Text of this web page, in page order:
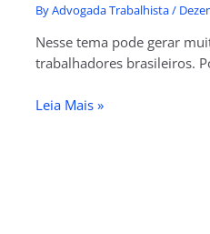
ByAdvogada Trabalhista/
Nesse tema pode gerar
trabalhadores brasileiros.
Leia Mais »